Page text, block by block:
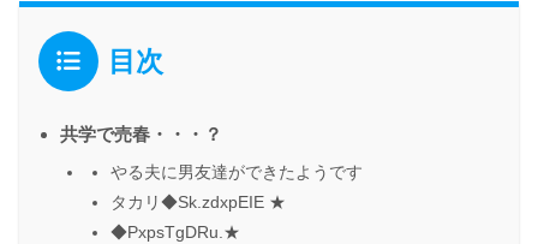
目次
共学で売春・・・？
やる夫に男友達ができたようです
タカリ◆Sk.zdxpEIE ★
◆PxpsTgDRu.★